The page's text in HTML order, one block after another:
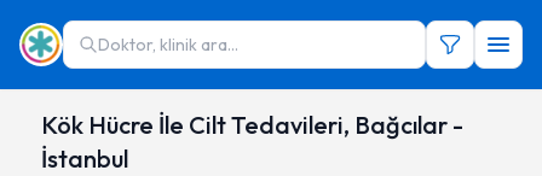
Doktor, klinik ara...
Kök Hücre İle Cilt Tedavileri, Bağcılar -
İstanbul